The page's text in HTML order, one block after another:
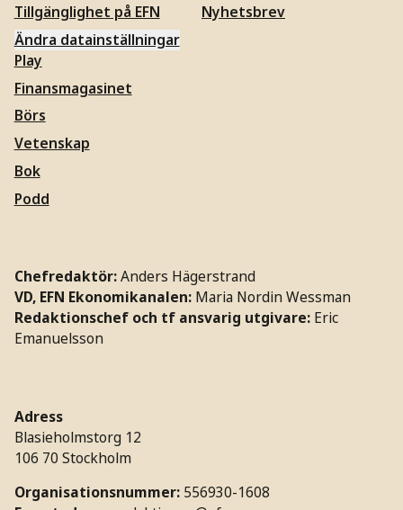
Tillgänglighet på EFN
Ändra datainställningar
Nyhetsbrev
Play
Finansmagasinet
Börs
Vetenskap
Bok
Podd
Chefredaktör:Anders Hägerstrand
VD, EFN Ekonomikanalen: Maria Nordin Wessman
Redaktionschef och tf ansvarig utgivare: Eric
Emanuelsson
Adress
Blasieholmstorg 12
106 70 Stockholm
Organisationsnummer: 556930-1608